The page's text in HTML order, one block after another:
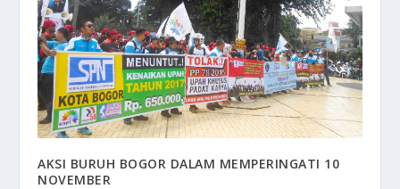
AKSI BURUH BOGOR DALAM MEMPERINGATI 10
NOVEMBER